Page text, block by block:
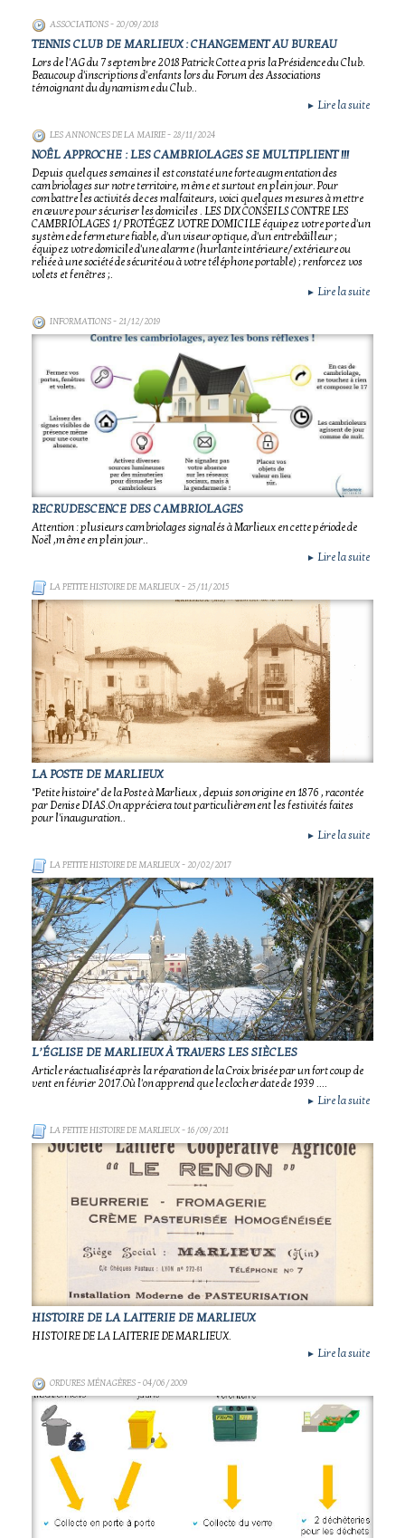
ASSOCIATIONS- 20/09/2018
TENNIS CLUB DE MARLIEUX : CHANGEMENT AU BUREAU
Lors de l'AG du 7 septembre 2018 Patrick Cotte a pris la Présidence du Club.
Beaucoup d'inscriptions d'enfants lors du Forum des Associations
témoignant du dynamisme du Club..
► Lire la suite
LES ANNONCES DE LA MAIRIE- 28/11/2024
NOÊL APPROCHE : LES CAMBRIOLAGES SE MULTIPLIENT !!!
Depuis quelques semaines il est constaté une forte augmentation des
cambriolages sur notre territoire, même et surtout en plein jour. Pour
combattre les activités de ces malfaiteurs, voici quelques mesures à mettre
en œuvre pour sécuriser les domiciles . LES DIX CONSEILS CONTRE LES
CAMBRIOLAGES 1/ PROTÉGEZ VOTRE DOMICILE équipez votre porte d'un
système de fermeture fiable, d'un viseur optique, d'un entrebâilleur ;
équipez votre domicile d'une alarme (hurlante intérieure/extérieure ou
reliée à une société de sécurité ou à votre téléphone portable) ; renforcez vos
volets et fenêtres ;.
► Lire la suite
INFORMATIONS- 21/12/2019
RECRUDESCENCE DES CAMBRIOLAGES
Attention : plusieurs cambriolages signalés à Marlieux en cette période de
Noël ,même en plein jour..
► Lire la suite
LA PETITE HISTOIRE DE MARLIEUX- 25/11/2015
LA POSTE DE MARLIEUX
"Petite histoire" de la Poste à Marlieux , depuis son origine en 1876 , racontée
par Denise DIAS.On appréciera tout particulièrement les festivités faites
pour l'inauguration..
► Lire la suite
LA PETITE HISTOIRE DE MARLIEUX- 20/02/2017
L’ÉGLISE DE MARLIEUX À TRAVERS LES SIÈCLES
Article réactualisé après la réparation de la Croix brisée par un fort coup de
vent en février 2017.Où l'on apprend que le clocher date de 1939 ....
► Lire la suite
LA PETITE HISTOIRE DE MARLIEUX- 16/09/2011
HISTOIRE DE LA LAITERIE DE MARLIEUX
HISTOIRE DE LA LAITERIE DE MARLIEUX.
► Lire la suite
ORDURES MÉNAGÈRES- 04/06/2009